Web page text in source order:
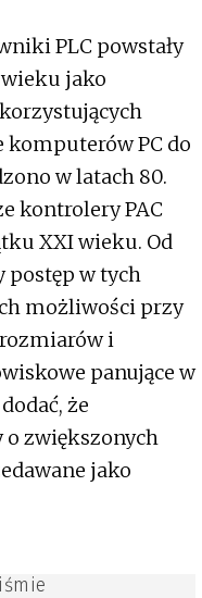
PLC powstały
jako
PC do
w latach 80.
kontrolery PAC
XXI wieku. Od
postęp w tych
możliwości przy
i
panujące w
że
o zwiększonych
jako